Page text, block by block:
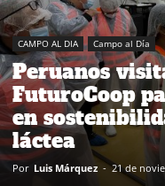
CAMPO AL DIA Campo al Día
Peruanos
FuturoCoop
en
láctea
Por Luis Márquez - 21 de